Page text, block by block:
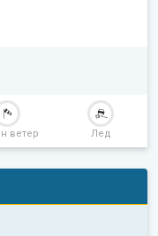
ветер Лед